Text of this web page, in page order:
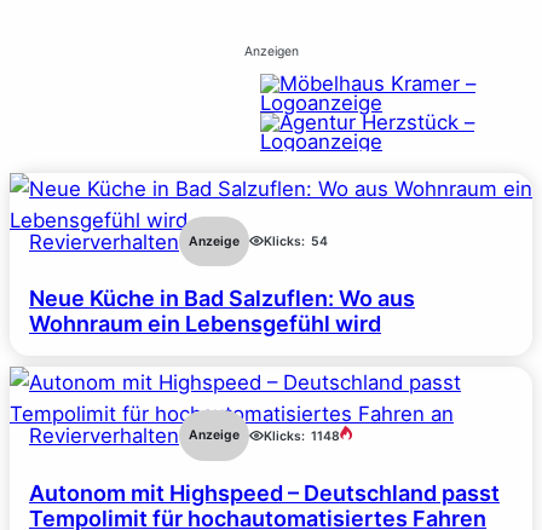
Anzeigen
Revierverhalten Anzeige Klicks: 54
Neue Küche in Bad Salzuflen: Wo aus
Wohnraum ein Lebensgefühl wird
Revierverhalten Anzeige Klicks: 1148
Autonom mit Highspeed – Deutschland passt
Tempolimit für hochautomatisiertes Fahren